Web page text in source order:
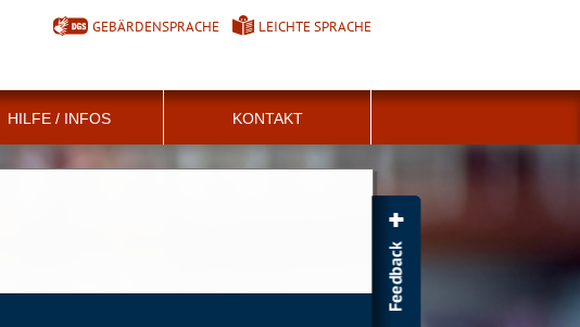
GEBÄRDENSPRACHE LEICHTE SPRACHE
HILFE / INFOS KONTAKT